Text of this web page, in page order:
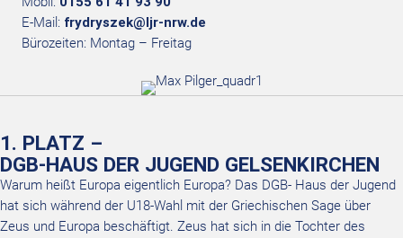
E-Mail: frydryszek@ljr-nrw.de
Bürozeiten: Montag – Freitag
1. PLATZ –
DGB-HAUS DER JUGEND GELSENKIRCHEN
Warum heißt Europa eigentlich Europa? Das DGB- Haus der Jugend
hat sich während der U18-Wahl mit der Griechischen Sage über
Zeus und Europa beschäftigt. Zeus hat sich in die Tochter des